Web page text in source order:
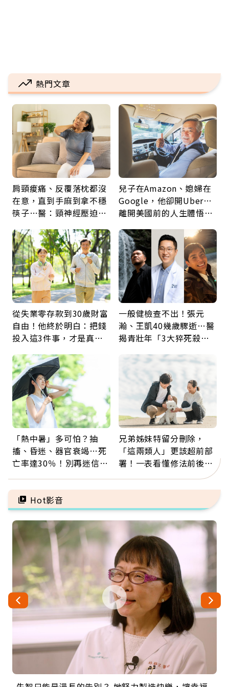
熱門文章
肩頸痠痛、反覆落枕都沒
在意，直到手麻到拿不穩
筷子…醫：頸神經壓迫上
鍵
兒子在Amazon、媳婦在
Google，他卻開Uber…
離開美國前的人生體悟：
從失業零存款到30歲財富
自由！他終於明白：把錢
投入這3件事，才是真正
一般健檢查不出！張元
瀚、王凱40幾歲驟逝…醫
揭青壯年「3大猝死殺
雷
「熱中暑」多可怕？抽
搐、昏迷、器官衰竭…死
亡率達30％！別再迷信
5招才能真救命
兄弟姊妹特留分刪除，
「這兩類人」更該超前部
署！一表看懂修法前後差
異：沒留遺囑手足反而分
更多
Hot影音